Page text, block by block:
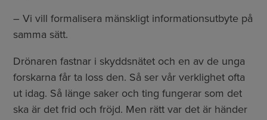
– Vi vill formalisera mänskligt informationsutbyte på
samma sätt.
Drönaren fastnar i skyddsnätet och en av de unga
forskarna får ta loss den. Så ser vår verklighet ofta
ut idag. Så länge saker och ting fungerar som det
ska är det frid och fröjd. Men rätt var det är händer